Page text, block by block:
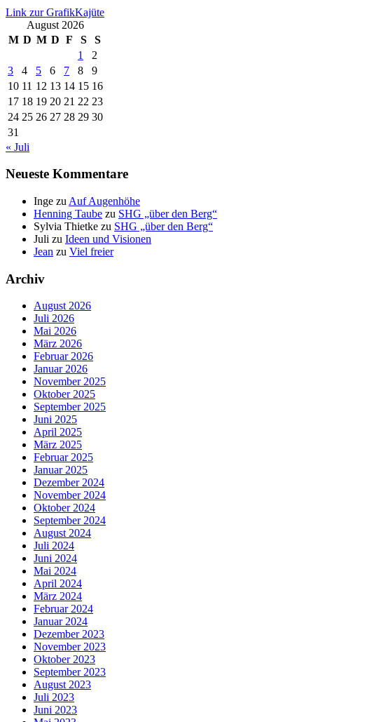
Link zur GrafikKajüte
August 2026
M D M D F S
S
1
2
3
4 5 6 7 8
9
10 11 12 13 14 15 16
17 18 19 20 21 22 23
24 25 26 27 28 29 30
31
« Juli
Neueste Kommentare
Inge zu Auf Augenhöhe
Henning Taube zu SHG „über den Berg“
Sylvia Thietke zu SHG „über den Berg“
Juli zu Ideen und Visionen
Jean zu Viel freier
Archiv
August 2026
Juli 2026
Mai 2026
März 2026
Februar 2026
Januar 2026
November 2025
Oktober 2025
September 2025
Juni 2025
April 2025
März 2025
Februar 2025
Januar 2025
Dezember 2024
November 2024
Oktober 2024
September 2024
August 2024
Juli 2024
Juni 2024
Mai 2024
April 2024
März 2024
Februar 2024
Januar 2024
Dezember 2023
November 2023
Oktober 2023
September 2023
August 2023
Juli 2023
Juni 2023